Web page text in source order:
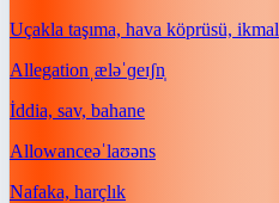
Uçakla taşıma, hava köprüsü, ikmal
Allegation ˌæləˈɡeɪʃn̩
İddia, sav, bahane
Allowanceəˈlaʊəns
Nafaka, harçlık